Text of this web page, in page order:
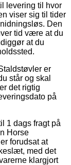
levering til hvor
viser sig til tider
Den
tid være at du
at du
er
står og skal
det rigtig
på
1 dags fragt på
Horse
forudsat at
med det
klargjort